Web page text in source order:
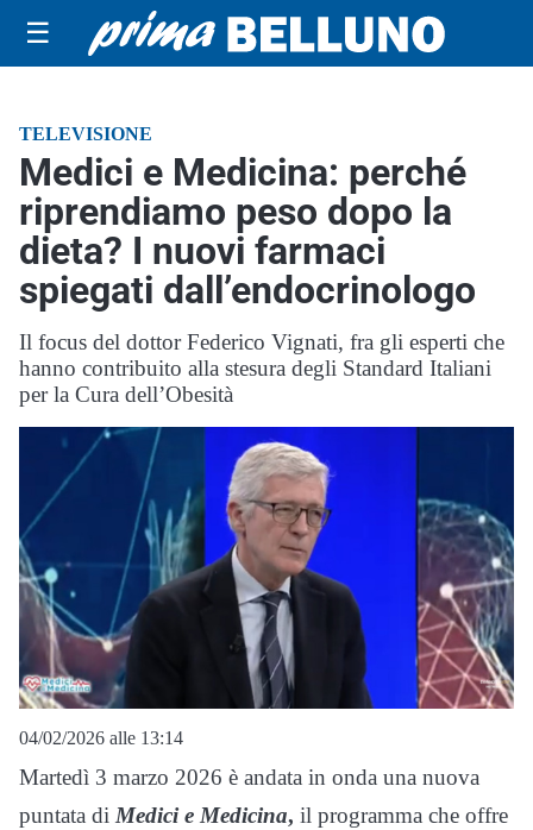
☰
TELEVISIONE
Medici e Medicina: perché
riprendiamo peso dopo la
dieta? I nuovi farmaci
spiegati dall’endocrinologo
Il focus del dottor Federico Vignati, fra gli esperti che
hanno contribuito alla stesura degli Standard Italiani
per la Cura dell’Obesità
04/02/2026 alle 13:14
Martedì 3 marzo 2026 è andata in onda una nuova
puntata diMedici e Medicina, il programma che offre